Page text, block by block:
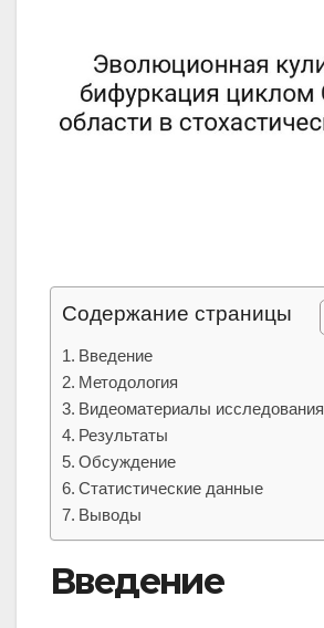
Содержание страницы
Введение
Методология
Видеоматериалы исследования
Результаты
Обсуждение
Статистические данные
Выводы
Введение